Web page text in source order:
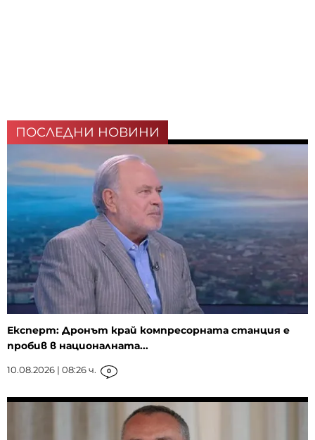
ПОСЛЕДНИ НОВИНИ
Експерт: Дронът край компресорната станция е
пробив в националната...
10.08.2026 | 08:26 ч. 0